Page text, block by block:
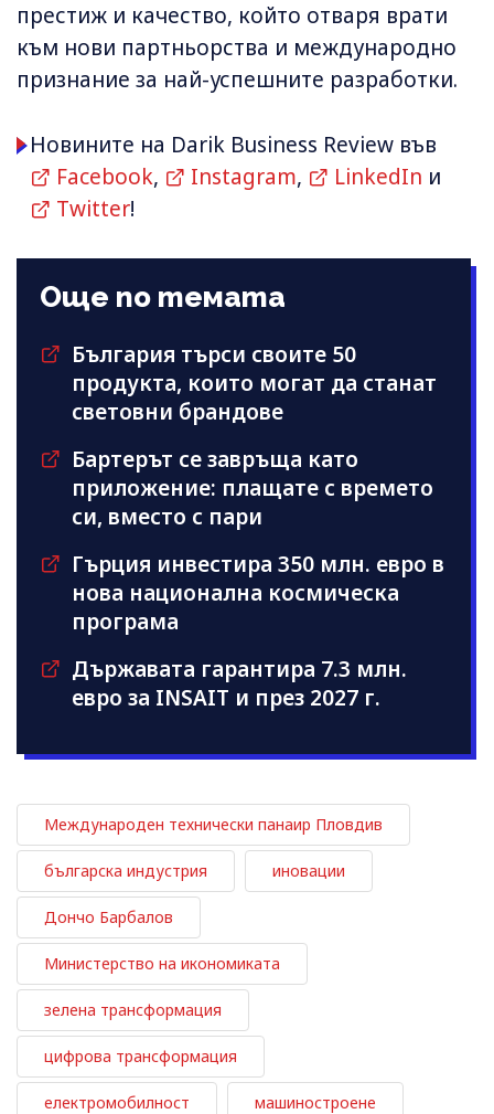
престиж и качество, който отваря врати
към нови партньорства и международно
признание за най-успешните разработки.
Новините на Darik Business Review във
Facebook, Instagram, LinkedIn и
Twitter!
Още по темата
България търси своите 50
продукта, които могат да станат
световни брандове
Бартерът се завръща като
приложение: плащате с времето
си, вместо с пари
Гърция инвестира 350 млн. евро в
нова национална космическа
програма
Държавата гарантира 7.3 млн.
евро за INSAIT и през 2027 г.
Международен технически панаир Пловдив
българска индустрия иновации
Дончо Барбалов
Министерство на икономиката
зелена трансформация
цифрова трансформация
електромобилност машиностроене